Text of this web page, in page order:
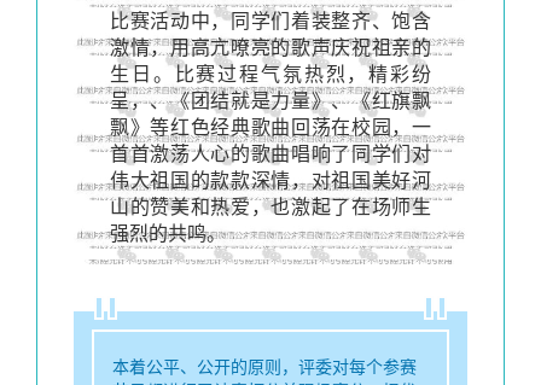
比赛活动中，同学们着装整齐、饱含
激情，用高亢嘹亮的歌声庆祝祖亲的
生日。比赛过程气氛热烈，精彩纷
呈，、《团结就是力量》、《红旗飘
飘》等红色经典歌曲回荡在校园，一
首首激荡人心的歌曲唱响了同学们对
伟大祖国的款款深情，对祖国美好河
山的赞美和热爱，也激起了在场师生
强烈的共鸣。
本着公平、公开的原则，评委对每个参赛